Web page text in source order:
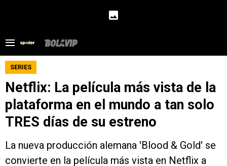
SERIES
Netflix: La película más vista de la
plataforma en el mundo a tan solo
TRES días de su estreno
La nueva producción alemana 'Blood & Gold' se
convierte en la película más vista en Netflix a